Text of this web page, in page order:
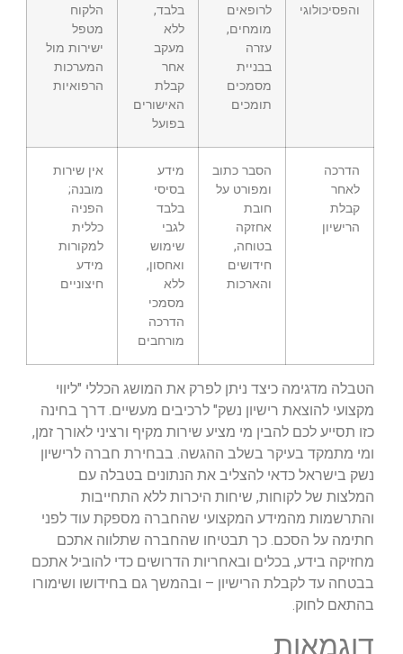
והפסיכולוגי
לרופאים
מומחים,
עזרה
בבניית
מסמכים
תומכים
בלבד,
ללא
מעקב
אחר
קבלת
האישורים
בפועל
הלקוח
מטפל
ישירות מול
המערכות
הרפואיות
הדרכה
לאחר
קבלת
הרישיון
הסבר כתוב
ומפורט על
חובת
אחזקה
בטוחה,
חידושים
והארכות
מידע
בסיסי
בלבד
לגבי
שימוש
ואחסון,
ללא
מסמכי
הדרכה
מורחבים
אין שירות
מובנה;
הפניה
כללית
למקורות
מידע
חיצוניים
הטבלה מדגימה כיצד ניתן לפרק את המושג הכללי "ליווי
מקצועי להוצאת רישיון נשק" לרכיבים מעשיים. דרך בחינה
כזו תסייע לכם להבין מי מציע שירות מקיף ורציני לאורך זמן,
ומי מתמקד בעיקר בשלב ההגשה. בבחירת חברה לרישיון
נשק בישראל כדאי להצליב את הנתונים בטבלה עם
המלצות של לקוחות, שיחות היכרות ללא התחייבות
והתרשמות מהמידע המקצועי שהחברה מספקת עוד לפני
חתימה על הסכם. כך תבטיחו שהחברה שתלווה אתכם
מחזיקה בידע, בכלים ובאחריות הדרושים כדי להוביל אתכם
בבטחה עד לקבלת הרישיון – ובהמשך גם בחידושו ושימורו
בהתאם לחוק.
דוגמאות